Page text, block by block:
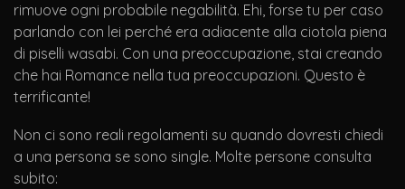
rimuove ogni probabile negabilità. Ehi, forse tu per caso
parlando con lei perché era adiacente alla ciotola piena
di piselli wasabi. Con una preoccupazione, stai creando
che hai Romance nella tua preoccupazioni. Questo è
terrificante!
Non ci sono reali regolamenti su quando dovresti chiedi
a una persona se sono single. Molte persone consulta
subito: